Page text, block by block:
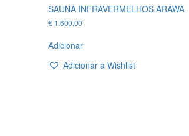
SAUNA INFRAVERMELHOS ARAWA
€ 1.600,00
Adicionar
Adicionar a Wishlist